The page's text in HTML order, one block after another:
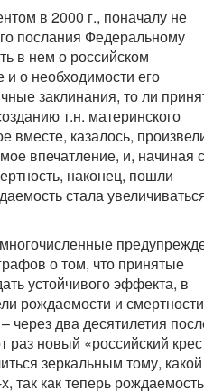
в 2000 г., поначалу не
послания Федеральному
в нем о российском
о необходимости его
заклинания, то ли
т.н. материнского
вместе, казалось,
впечатление, и, начиная с
наконец, пошли
стала
о том, что принятые
устойчивого эффекта, в
рождаемости и
через два десятилетия
раз новый «российский
зеркальным тому, какой
так как теперь рождаемость